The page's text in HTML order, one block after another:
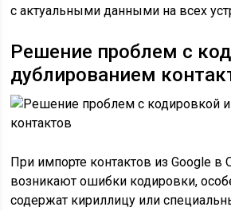
с актуальными данными на всех
Решение проблем с
дублированием
При импорте контактов из Google в
возникают ошибки кодировки,
содержат кириллицу или